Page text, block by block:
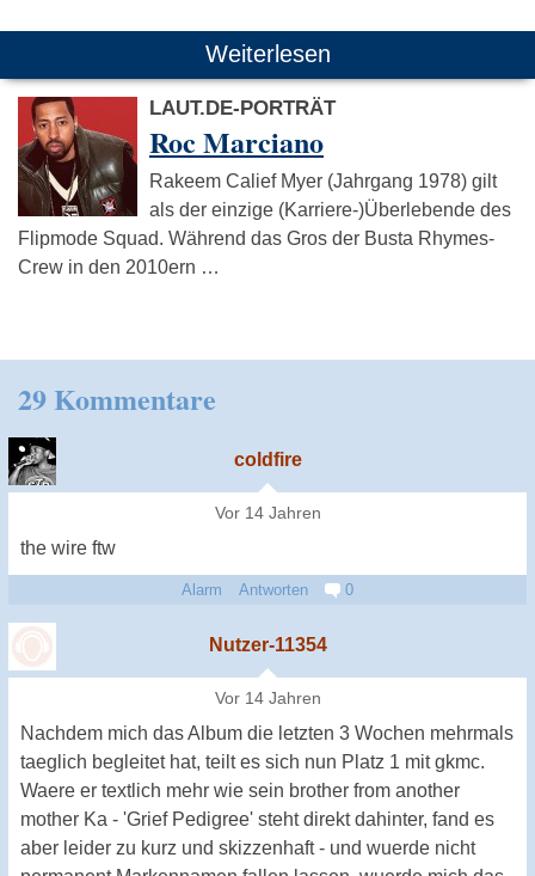
Weiterlesen
LAUT.DE-PORTRÄT
Roc Marciano
Rakeem Calief Myer (Jahrgang 1978) gilt
als der einzige (Karriere-)Überlebende des
Flipmode Squad. Während das Gros der Busta Rhymes-
Crew in den 2010ern …
29 Kommentare
coldfire
Vor 14 Jahren
the wire ftw
Alarm Antworten 0
Nutzer-11354
Vor 14 Jahren
Nachdem mich das Album die letzten 3 Wochen mehrmals
taeglich begleitet hat, teilt es sich nun Platz 1 mit gkmc.
Waere er textlich mehr wie sein brother from another
mother Ka - 'Grief Pedigree' steht direkt dahinter, fand es
aber leider zu kurz und skizzenhaft - und wuerde nicht